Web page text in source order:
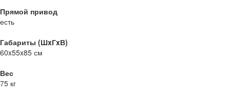
Прямой привод
есть
Габариты (ШxГxВ)
60x55x85 см
Вес
75 кг